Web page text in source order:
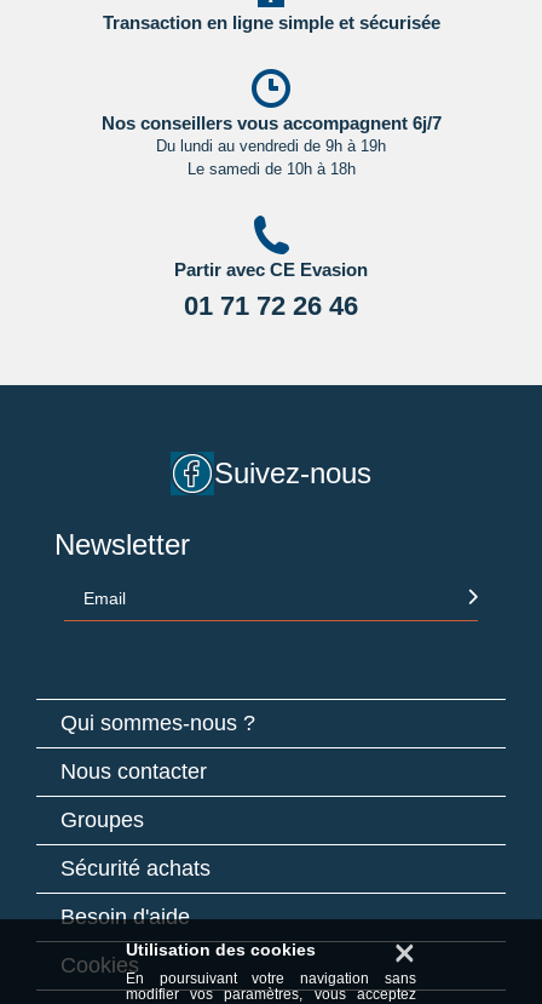
Transaction en ligne simple et sécurisée
Nos conseillers vous accompagnent 6j/7
Du lundi au vendredi de 9h à 19h
Le samedi de 10h à 18h
Partir avec CE Evasion
01 71 72 26 46
Suivez-nous
Newsletter
Email
Qui sommes-nous ?
Nous contacter
Groupes
Sécurité achats
Besoin d'aide
Cookies
×
Utilisation des cookies
En poursuivant votre navigation sans
modifier vos paramètres, vous acceptez